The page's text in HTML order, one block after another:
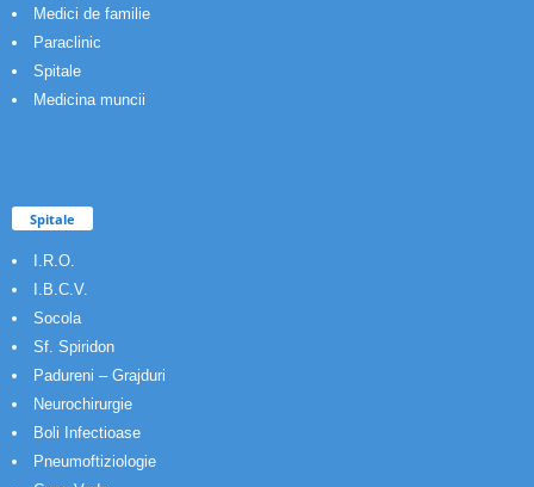
Medici de familie
Paraclinic
Spitale
Medicina muncii
Spitale
I.R.O.
I.B.C.V.
Socola
Sf. Spiridon
Padureni – Grajduri
Neurochirurgie
Boli Infectioase
Pneumoftiziologie